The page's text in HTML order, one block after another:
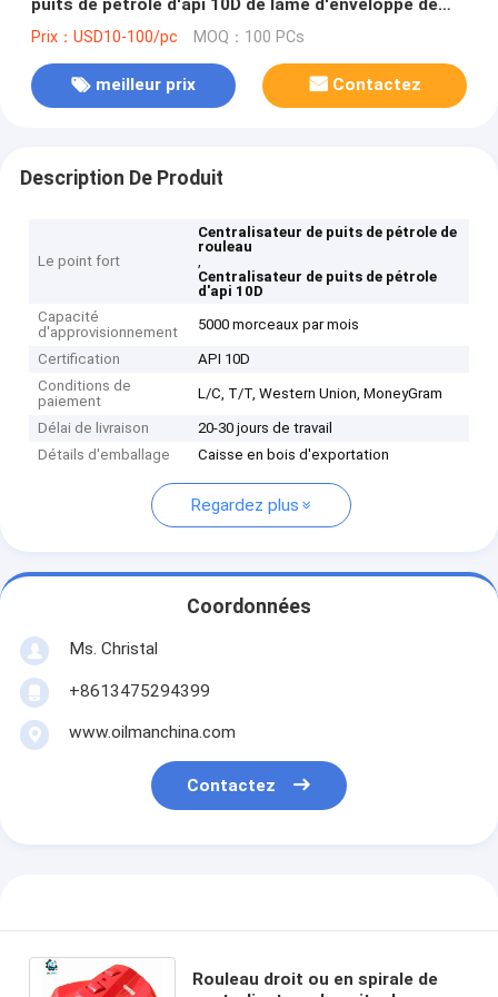
puits de pétrole d'api 10D de lame d'enveloppe de
tuyau
Prix：USD10-100/pc MOQ：100 PCs
meilleur prix Contactez
Description De Produit
Le point fort
Centralisateur de puits de pétrole de
rouleau
,
Centralisateur de puits de pétrole
d'api 10D
Capacité
d'approvisionnement
5000 morceaux par mois
Certification
API 10D
Conditions de
paiement
L/C, T/T, Western Union, MoneyGram
Délai de livraison
20-30 jours de travail
Détails d'emballage
Caisse en bois d'exportation
Regardez plus
Coordonnées
Ms. Christal
+8613475294399
www.oilmanchina.com
Contactez
Rouleau droit ou en spirale de